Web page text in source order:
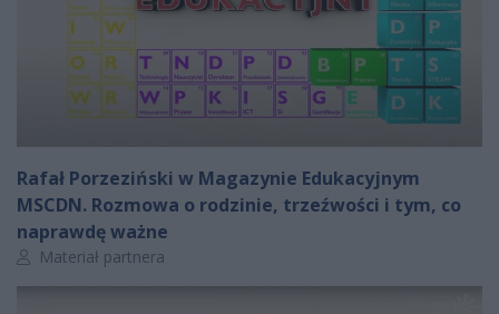
Rafał Porzeziński w Magazynie Edukacyjnym
MSCDN. Rozmowa o rodzinie, trzeźwości i tym, co
naprawdę ważne
Autor artykułu:
Materiał partnera